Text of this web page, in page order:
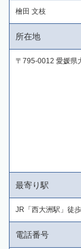
檜田 文枝
所在地
〒795-0012 愛媛県
最寄り駅
JR「西大洲駅」徒
電話番号